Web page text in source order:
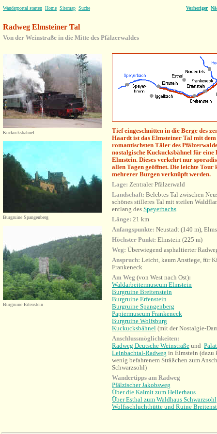
Wanderportal starten Home Sitemap Suche Vorheriger
Radweg Elmsteiner Tal
Von der Weinstraße in die Mitte des Pfälzerwaldes
Kuckucksbähnel
Burgruine Spangenberg
Burgruine Erfenstein
Tief eingeschnitten in die Berge des
Haardt ist das Elmsteiner Tal mit dem
romantischsten Täler des
nostalgische Kuckucksbähnel für eine
Elmstein. Dieses verkehrt nur
allen Tagen geöffnet. Die leichte Tour
mehrerer Burgen verknüpft werden.
Lage: Zentraler Pfälzerwald
Landschaft: Belebtes Tal zwischen
schönes stilleres Tal mit steilen
entlang des Speyerbachs
Länge: 21 km
Anfangspunkte: Neustadt (140 m),
Höchster Punkt: Elmstein (225 m)
Weg: Überwiegend asphaltierter
Anspruch: Leicht, kaum Anstiege, für
Frankeneck
Am Weg (von West nach Ost):
Waldarbeitermuseum Elmstein
Burgruine Breitenstein
Burgruine Erfenstein
Burgruine Spangenberg
Papiermuseum Frankeneck
Burgruine Wolfsburg
Kuckucksbähnel (mit der Nostalgie-
Anschlussmöglichkeiten:
Radweg Deutsche Weinstraße und
Leinbachtal-Radweg in Elmstein (dazu
wenig befahrenem Sträßchen zum
Schwarzsohl)
Wandertipps am Radweg
Pfälzischer Jakobsweg
Über die Kalmit zum Hellerhaus
Über Esthal zum Waldhaus Schwarzsohl
Wolfsschluchthütte und Ruine